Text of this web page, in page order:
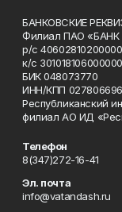
БАНКОВСКИЕ
Филиал ПАО «БАНК
р/с
к/с
БИК 048073770
ИНН/КПП
Республиканский
филиал АО ИД
Телефон
8(347)272-16-41
Эл. почта
info@vatandash.ru